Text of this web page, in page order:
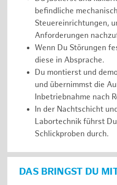
befindliche
Steuereinrichtungen,
Anforderungen
Wenn Du Störungen
diese in Absprache.
Du montierst und
und übernimmst die
Inbetriebnahme nach
In der Nachtschicht
Labortechnik führst
Schlickproben durch.
DAS BRINGST DU